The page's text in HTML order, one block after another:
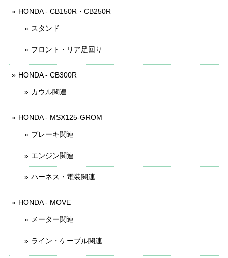
HONDA - CB150R・CB250R
スタンド
フロント・リア足回り
HONDA - CB300R
カウル関連
HONDA - MSX125-GROM
ブレーキ関連
エンジン関連
ハーネス・電装関連
HONDA - MOVE
メーター関連
ライン・ケーブル関連